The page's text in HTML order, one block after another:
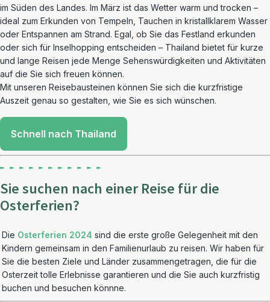
im Süden des Landes. Im März ist das Wetter warm und trocken –
ideal zum Erkunden von Tempeln, Tauchen in kristallklarem Wasser
oder Entspannen am Strand. Egal, ob Sie das Festland erkunden
oder sich für Inselhopping entscheiden – Thailand bietet für kurze
und lange Reisen jede Menge Sehenswürdigkeiten und Aktivitäten
auf die Sie sich freuen können.
Mit unseren Reisebausteinen können Sie sich die kurzfristige
Auszeit genau so gestalten, wie Sie es sich wünschen.
Schnell nach Thailand
Sie suchen nach einer Reise für die
Osterferien?
Die Osterferien 2024 sind die erste große Gelegenheit mit den
Kindern gemeinsam in den Familienurlaub zu reisen. Wir haben für
Sie die besten Ziele und Länder zusammengetragen, die für die
Osterzeit tolle Erlebnisse garantieren und die Sie auch kurzfristig
buchen und besuchen könnne.